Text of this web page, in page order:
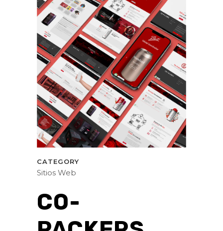
CATEGORY
Sitios Web
CO-